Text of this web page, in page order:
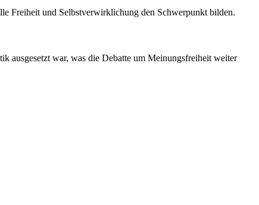
Freiheit und Selbstverwirklichung den Schwerpunkt bilden.
ausgesetzt war, was die Debatte um Meinungsfreiheit weiter